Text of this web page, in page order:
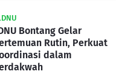
Bontang Gelar
Rutin, Perkuat
dalam